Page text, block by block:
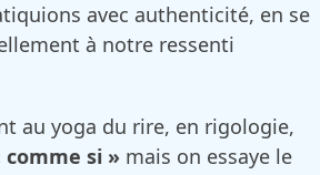
avec authenticité, en se
à notre ressenti
au yoga du rire, en rigologie,
si » mais on essaye le